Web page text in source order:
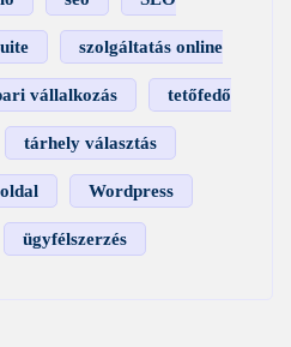
szolgáltatás online
vállalkozás tetőfedő
tárhely választás
Wordpress
ügyfélszerzés